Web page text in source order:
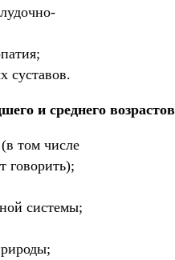
суставов.
и среднего
том числе
говорить);
системы;